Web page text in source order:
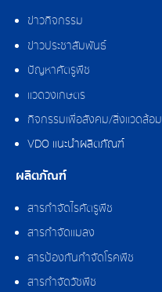
ข่าวกิจกรรม
ข่าวประชาสัมพันธ์
ปัญหาศัตรูพืช
แวดวงเกษตร
กิจกรรมเพื่อสังคม/สิ่งแวดล้อม
VDO แนะนำผลิตภัณฑ์
ผลิตภัณฑ์
สารกำจัดไรศัตรูพืช
สารกำจัดแมลง
สารป้องกันกำจัดโรคพืช
สารกำจัดวัชพืช